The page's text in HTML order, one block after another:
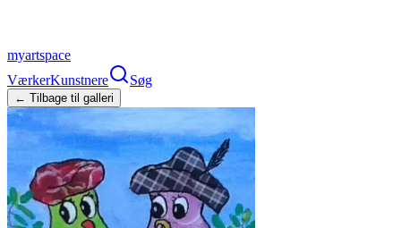
myartspace
VærkerKunstnere Søg
← Tilbage til galleri